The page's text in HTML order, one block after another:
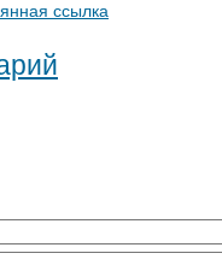
ссылка